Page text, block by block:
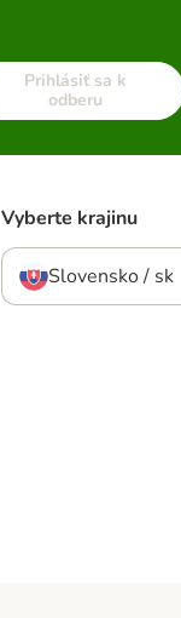
Prihlásiť sa k
odberu
Vyberte krajinu
Slovensko / sk